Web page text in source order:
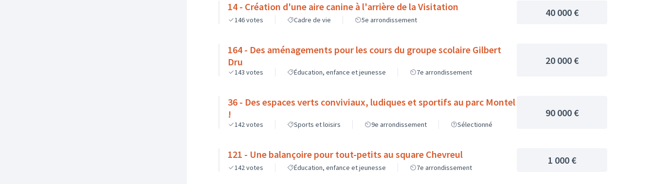
14 - Création d'une aire canine à l'arrière de la Visitation
146votes Cadre de vie 5e arrondissement
40 000 €
164 - Des aménagements pour les cours du groupe scolaire Gilbert
Dru
143 votes Éducation, enfance et jeunesse 7e arrondissement
20 000 €
36 - Des espaces verts conviviaux, ludiques et sportifs au parc Montel
!
142votes Sports et loisirs 9e arrondissement Sélectionné
90 000 €
121 - Une balançoire pour tout-petits au square Chevreul
142votes Éducation, enfance et jeunesse 7e arrondissement
1 000 €